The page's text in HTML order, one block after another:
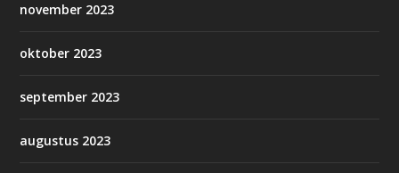
november 2023
oktober 2023
september 2023
augustus 2023